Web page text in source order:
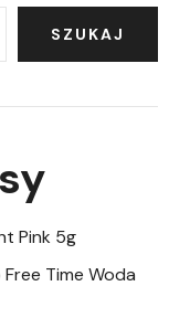
SZUKAJ
Pink 5g
Time Woda